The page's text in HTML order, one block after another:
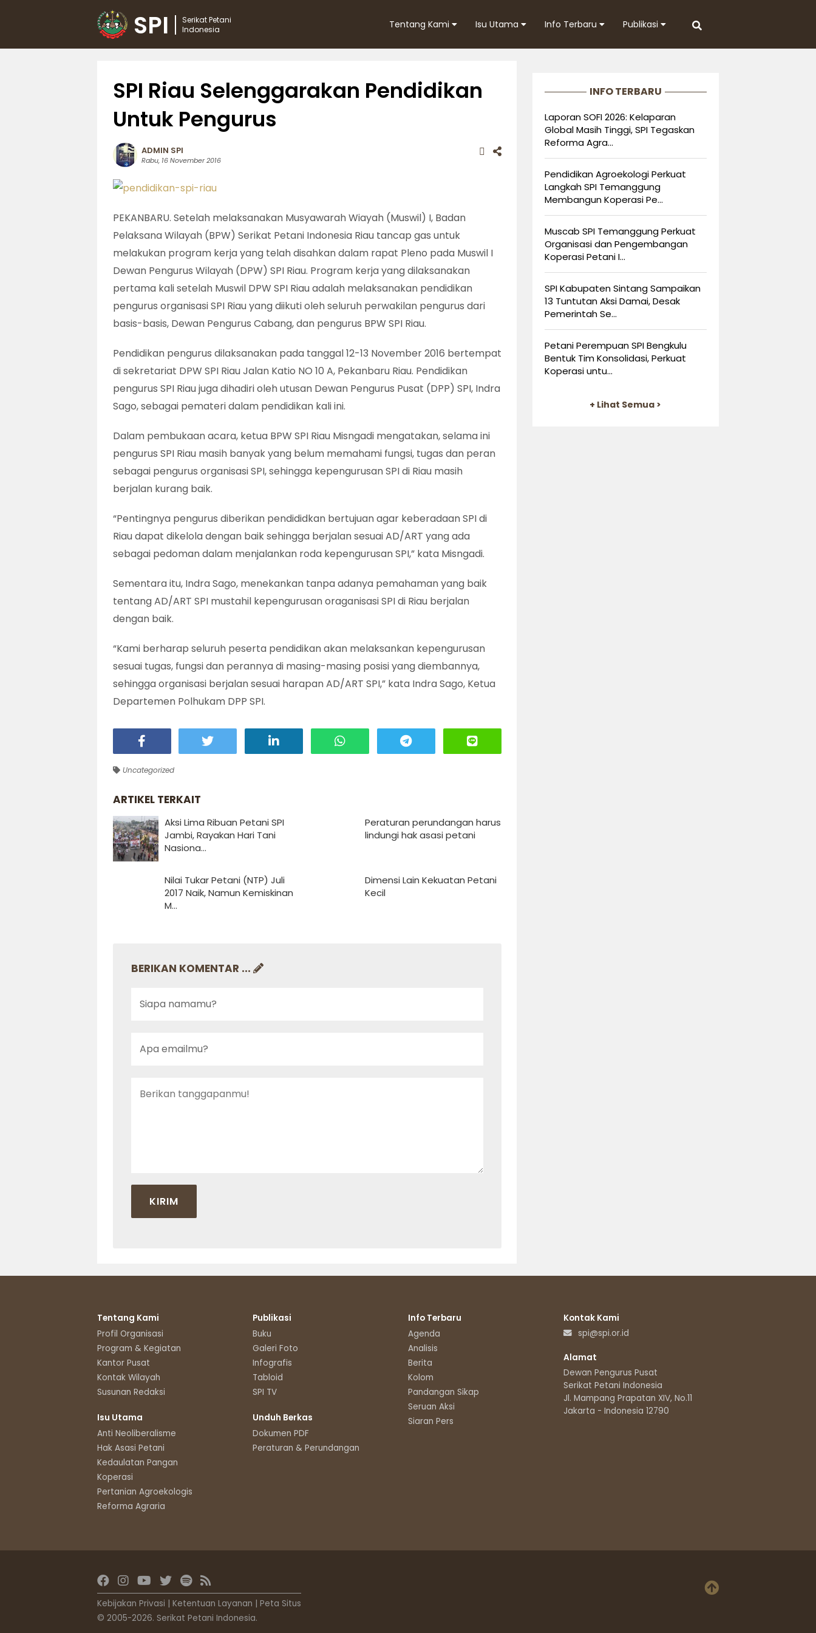
SPI
Serikat Petani
Indonesia
Tentang Kami Isu Utama Info Terbaru Publikasi
SPI Riau Selenggarakan Pendidikan
Untuk Pengurus
ADMIN SPI
Rabu, 16 November 2016
PEKANBARU. Setelah melaksanakan Musyawarah Wiayah (Muswil) I, Badan
Pelaksana Wilayah (BPW) Serikat Petani Indonesia Riau tancap gas untuk
melakukan program kerja yang telah disahkan dalam rapat Pleno pada Muswil I
Dewan Pengurus Wilayah (DPW) SPI Riau. Program kerja yang dilaksanakan
pertama kali setelah Muswil DPW SPI Riau adalah melaksanakan pendidikan
pengurus organisasi SPI Riau yang diikuti oleh seluruh perwakilan pengurus dari
basis-basis, Dewan Pengurus Cabang, dan pengurus BPW SPI Riau.
Pendidikan pengurus dilaksanakan pada tanggal 12-13 November 2016 bertempat
di sekretariat DPW SPI Riau Jalan Katio NO 10 A, Pekanbaru Riau. Pendidikan
pengurus SPI Riau juga dihadiri oleh utusan Dewan Pengurus Pusat (DPP) SPI, Indra
Sago, sebagai pemateri dalam pendidikan kali ini.
Dalam pembukaan acara, ketua BPW SPI Riau Misngadi mengatakan, selama ini
pengurus SPI Riau masih banyak yang belum memahami fungsi, tugas dan peran
sebagai pengurus organisasi SPI, sehingga kepengurusan SPI di Riau masih
berjalan kurang baik.
“Pentingnya pengurus diberikan pendididkan bertujuan agar keberadaan SPI di
Riau dapat dikelola dengan baik sehingga berjalan sesuai AD/ART yang ada
sebagai pedoman dalam menjalankan roda kepengurusan SPI,” kata Misngadi.
Sementara itu, Indra Sago, menekankan tanpa adanya pemahaman yang baik
tentang AD/ART SPI mustahil kepengurusan oraganisasi SPI di Riau berjalan
dengan baik.
“Kami berharap seluruh peserta pendidikan akan melaksankan kepengurusan
sesuai tugas, fungsi dan perannya di masing-masing posisi yang diembannya,
sehingga organisasi berjalan sesuai harapan AD/ART SPI,” kata Indra Sago, Ketua
Departemen Polhukam DPP SPI.
Uncategorized
ARTIKEL TERKAIT
Aksi Lima Ribuan Petani SPI
Jambi, Rayakan Hari Tani
Nasiona...
Nilai Tukar Petani (NTP) Juli
2017 Naik, Namun Kemiskinan
M...
Peraturan perundangan harus
lindungi hak asasi petani
Dimensi Lain Kekuatan Petani
Kecil
BERIKAN KOMENTAR ...
INFO TERBARU
Laporan SOFI 2026: Kelaparan
Global Masih Tinggi, SPI Tegaskan
Reforma Agra...
Pendidikan Agroekologi Perkuat
Langkah SPI Temanggung
Membangun Koperasi Pe...
Muscab SPI Temanggung Perkuat
Organisasi dan Pengembangan
Koperasi Petani I...
SPI Kabupaten Sintang Sampaikan
13 Tuntutan Aksi Damai, Desak
Pemerintah Se...
Petani Perempuan SPI Bengkulu
Bentuk Tim Konsolidasi, Perkuat
Koperasi untu...
+ Lihat Semua >
Tentang Kami
Profil Organisasi
Program & Kegiatan
Kantor Pusat
Kontak Wilayah
Susunan Redaksi
Isu Utama
Anti Neoliberalisme
Hak Asasi Petani
Kedaulatan Pangan
Koperasi
Pertanian Agroekologis
Reforma Agraria
Publikasi
Buku
Galeri Foto
Infografis
Tabloid
SPI TV
Unduh Berkas
Dokumen PDF
Peraturan & Perundangan
Info Terbaru
Agenda
Analisis
Berita
Kolom
Pandangan Sikap
Seruan Aksi
Siaran Pers
Kontak Kami
spi@spi.or.id
Alamat
Dewan Pengurus Pusat
Serikat Petani Indonesia
Jl. Mampang Prapatan XIV, No.11
Jakarta - Indonesia 12790
Kebijakan Privasi Ketentuan Layanan
Peta Situs
© 2005-2026. Serikat Petani Indonesia.